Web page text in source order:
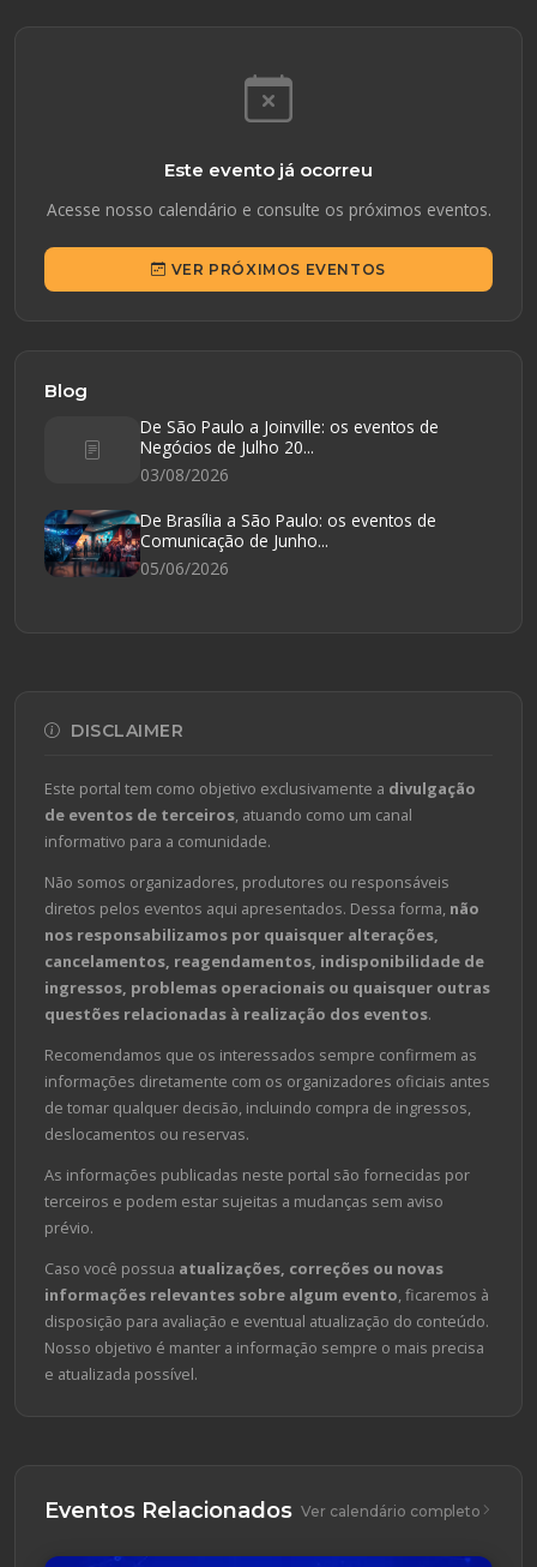
Este evento já ocorreu
Acesse nosso calendário e consulte os próximos eventos.
VER PRÓXIMOS EVENTOS
Blog
De São Paulo a Joinville: os eventos de
Negócios de Julho 20...
03/08/2026
De Brasília a São Paulo: os eventos de
Comunicação de Junho...
05/06/2026
DISCLAIMER
Este portal tem como objetivo exclusivamente a divulgação
de eventos de terceiros, atuando como um canal
informativo para a comunidade.
Não somos organizadores, produtores ou responsáveis
diretos pelos eventos aqui apresentados. Dessa forma, não
nos responsabilizamos por quaisquer alterações,
cancelamentos, reagendamentos, indisponibilidade de
ingressos, problemas operacionais ou quaisquer outras
questões relacionadas à realização dos eventos.
Recomendamos que os interessados sempre confirmem as
informações diretamente com os organizadores oficiais antes
de tomar qualquer decisão, incluindo compra de ingressos,
deslocamentos ou reservas.
As informações publicadas neste portal são fornecidas por
terceiros e podem estar sujeitas a mudanças sem aviso
prévio.
Caso você possua atualizações, correções ou novas
informações relevantes sobre algum evento, ficaremos à
disposição para avaliação e eventual atualização do conteúdo.
Nosso objetivo é manter a informação sempre o mais precisa
e atualizada possível.
Eventos Relacionados Ver calendário completo